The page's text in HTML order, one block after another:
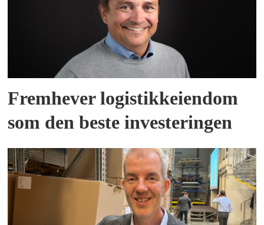
Fremhever logistikkeiendom
som den beste investeringen